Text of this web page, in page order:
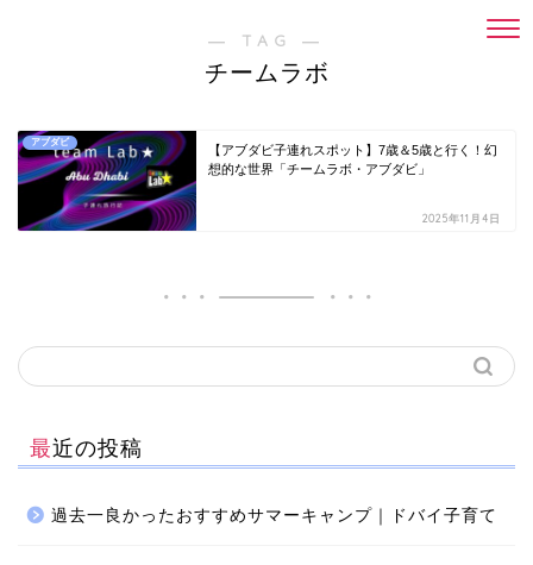
― TAG ―
チームラボ
アブダビ
【アブダビ子連れスポット】7歳＆5歳と行く！幻
想的な世界「チームラボ・アブダビ」
2025年11月4日
最近の投稿
過去一良かったおすすめサマーキャンプ｜ドバイ子育て